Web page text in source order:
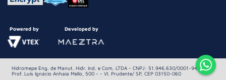
Powered by Developed by
Hidromepe Eng. de Manut. Hidr. Ind. e Com. LTDA - CNPJ: 51.946.630/0001-94 Av.
Prof. Luis Ignácio Anhaia Mello, 500 - - Vl. Prudente/ SP, CEP 03150-060